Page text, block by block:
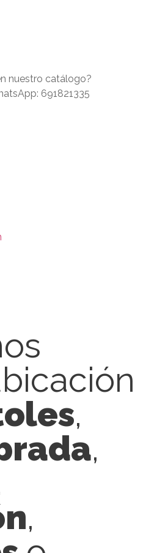
nuestro catálogo?
691821335
,
,
,